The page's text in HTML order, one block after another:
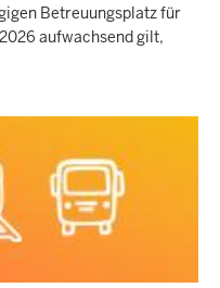
Betreuungsplatz für
aufwachsend gilt,